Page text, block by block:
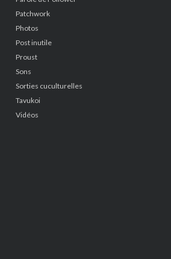
Patchwork
Photos
Post inutile
Proust
Sons
Sorties cuculturelles
Tavukoi
Vidéos